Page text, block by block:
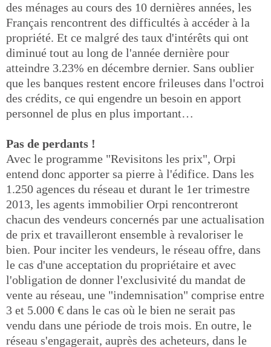
des ménages au cours des 10 dernières années, les
Français rencontrent des difficultés à accéder à la
propriété. Et ce malgré des taux d'intérêts qui ont
diminué tout au long de l'année dernière pour
atteindre 3.23% en décembre dernier. Sans oublier
que les banques restent encore frileuses dans l'octroi
des crédits, ce qui engendre un besoin en apport
personnel de plus en plus important…
Pas de perdants !
Avec le programme "Revisitons les prix", Orpi
entend donc apporter sa pierre à l'édifice. Dans les
1.250 agences du réseau et durant le 1er trimestre
2013, les agents immobilier Orpi rencontreront
chacun des vendeurs concernés par une actualisation
de prix et travailleront ensemble à revaloriser le
bien. Pour inciter les vendeurs, le réseau offre, dans
le cas d'une acceptation du propriétaire et avec
l'obligation de donner l'exclusivité du mandat de
vente au réseau, une "indemnisation" comprise entre
3 et 5.000 € dans le cas où le bien ne serait pas
vendu dans une période de trois mois. En outre, le
réseau s'engagerait, auprès des acheteurs, dans le